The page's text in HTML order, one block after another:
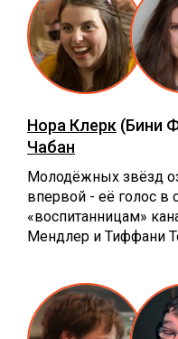
Нора Клерк (Бини
Чабан
Молодёжных звёзд
впервой - её голос в
«воспитанницам»
Мендлер и Тиффани